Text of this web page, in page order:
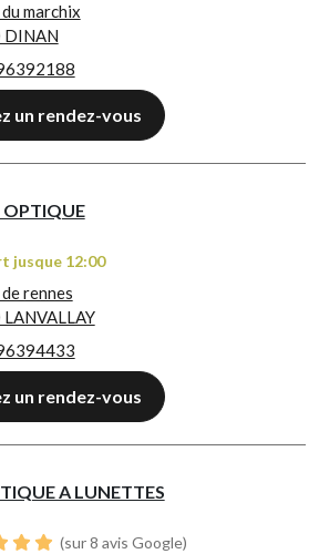
marchix
DINAN
un rendez-vous
OPTIQUE
jusque 12:00
rennes
un rendez-vous
A LUNETTES
(sur 8 avis Google)